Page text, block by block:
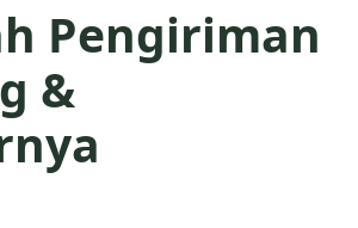
Pengiriman
&